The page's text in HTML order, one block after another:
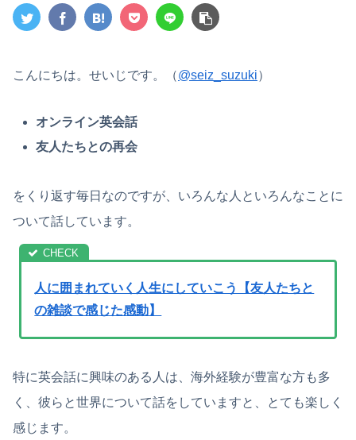
こんにちは。せいじです。（@seiz_suzuki）
オンライン英会話
友人たちとの再会
をくり返す毎日なのですが、いろんな人といろんなことに
ついて話しています。
人に囲まれていく人生にしていこう【友人たちと
の雑談で感じた感動】
特に英会話に興味のある人は、海外経験が豊富な方も多
く、彼らと世界について話をしていますと、とても楽しく
感じます。